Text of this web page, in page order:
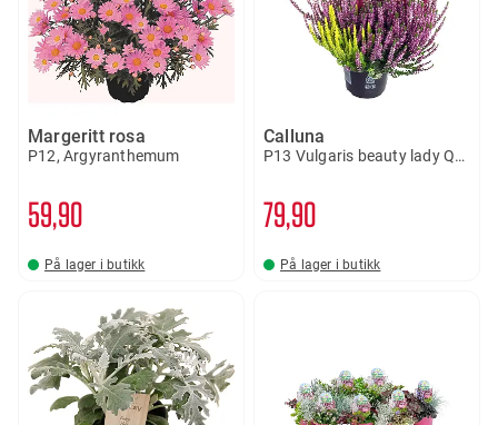
Margeritt rosa
P12, Argyranthemum
59 90
På lager i butikk
Calluna
P13 Vulgaris beauty lady Quatr
79 90
På lager i butikk